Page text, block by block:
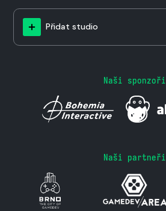
Přidat studio
Naši sponzoři
Naši partneři